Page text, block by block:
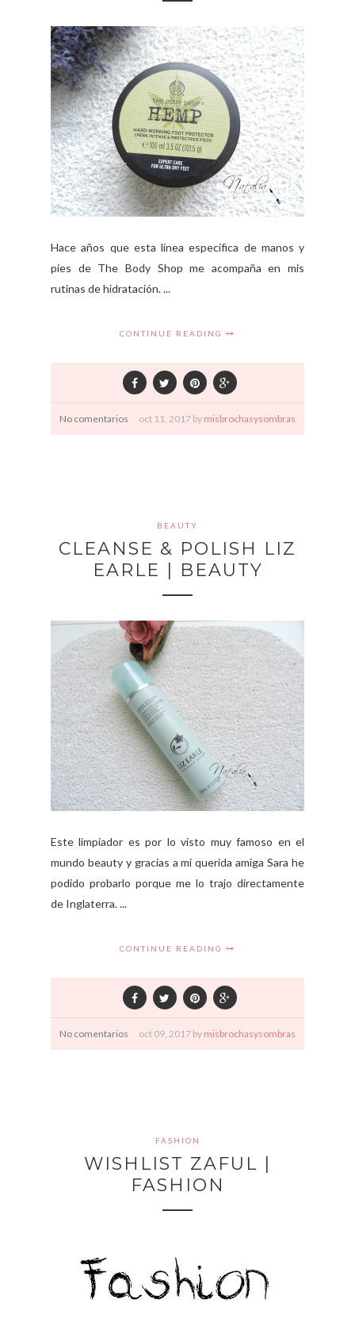
Hace años que esta línea específica de manos y
pies de The Body Shop me acompaña en mis
rutinas de hidratación. ...
CONTINUE READING
No comentarios oct 11, 2017 by misbrochasysombras
BEAUTY
CLEANSE & POLISH LIZ
EARLE | BEAUTY
Este limpiador es por lo visto muy famoso en el
mundo beauty y gracias a mi querida amiga Sara he
podido probarlo porque me lo trajo directamente
de Inglaterra. ...
CONTINUE READING
No comentarios oct 09, 2017 by misbrochasysombras
FASHION
WISHLIST ZAFUL |
FASHION